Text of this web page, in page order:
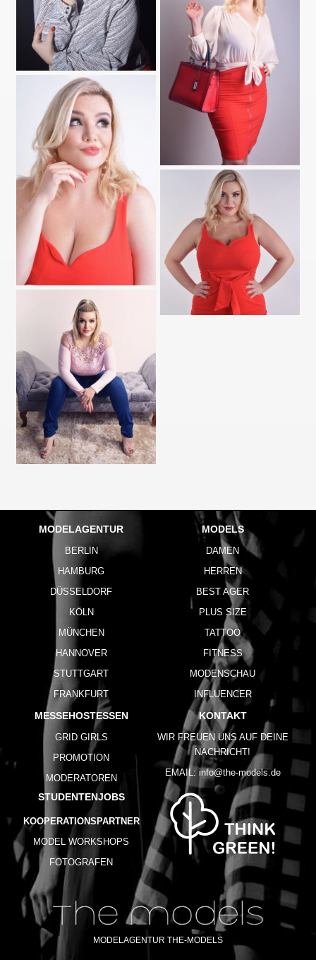
MODELAGENTUR
BERLIN
HAMBURG
DÜSSELDORF
KÖLN
MÜNCHEN
HANNOVER
STUTTGART
FRANKFURT
MODELS
DAMEN
HERREN
BEST AGER
PLUS SIZE
TATTOO
FITNESS
MODENSCHAU
INFLUENCER
MESSEHOSTESSEN
GRID GIRLS
PROMOTION
MODERATOREN
STUDENTENJOBS
KOOPERATIONSPARTNER
MODEL WORKSHOPS
FOTOGRAFEN
KONTAKT
WIR FREUEN UNS AUF DEINE
NACHRICHT!
EMAIL: info@the-models.de
MODELAGENTUR THE-MODELS